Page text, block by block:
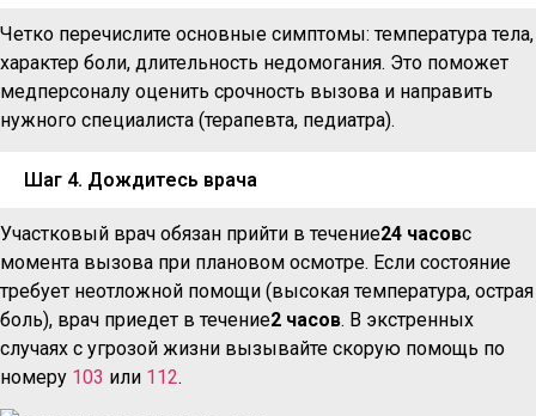
Четко перечислите основные симптомы: температура тела,
характер боли, длительность недомогания. Это поможет
медперсоналу оценить срочность вызова и направить
нужного специалиста (терапевта, педиатра).
Шаг 4. Дождитесь врача
Участковый врач обязан прийти в течение24 часовс
момента вызова при плановом осмотре. Если состояние
требует неотложной помощи (высокая температура, острая
боль), врач приедет в течение2 часов. В экстренных
случаях с угрозой жизни вызывайте скорую помощь по
номеру 103 или 112.